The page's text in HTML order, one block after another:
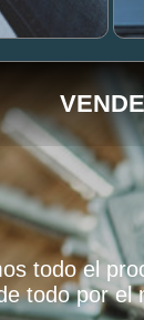
todo el
todo por el